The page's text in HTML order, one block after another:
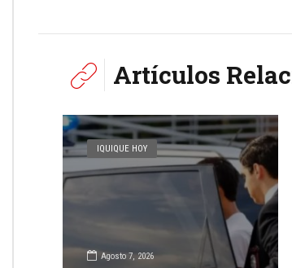
Artículos
IQUIQUE HOY
Agosto 7, 2026